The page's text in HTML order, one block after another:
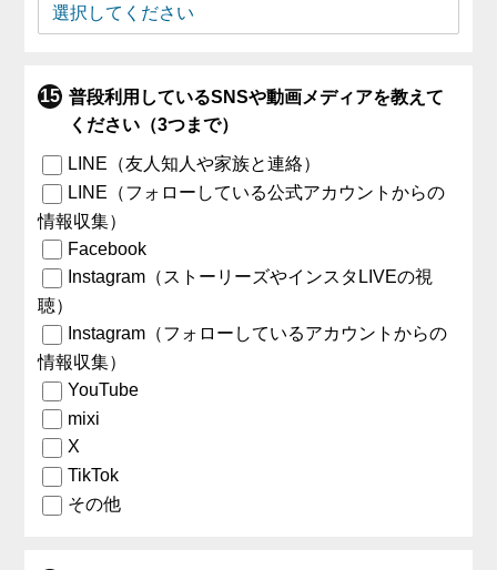
普段利用しているSNSや動画メディアを教えて
ください（3つまで）
LINE（友人知人や家族と連絡）
LINE（フォローしている公式アカウントからの
情報収集）
Facebook
Instagram（ストーリーズやインスタLIVEの視
聴）
Instagram（フォローしているアカウントからの
情報収集）
YouTube
mixi
X
TikTok
その他